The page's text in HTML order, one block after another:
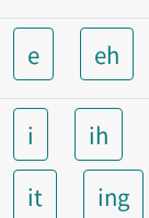
e eh
i ih
it
ing